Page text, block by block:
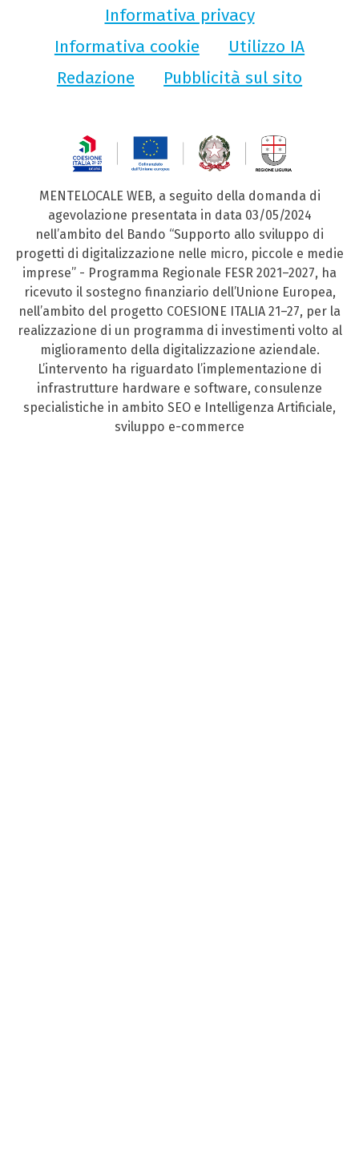
Informativa privacy
Informativa cookie
Utilizzo IA
Redazione
Pubblicità sul sito
MENTELOCALE WEB, a seguito della domanda di
agevolazione presentata in data 03/05/2024
nell’ambito del Bando “Supporto allo sviluppo di
progetti di digitalizzazione nelle micro, piccole e medie
imprese” - Programma Regionale FESR 2021–2027, ha
ricevuto il sostegno finanziario dell’Unione Europea,
nell’ambito del progetto COESIONE ITALIA 21–27, per la
realizzazione di un programma di investimenti volto al
miglioramento della digitalizzazione aziendale.
L’intervento ha riguardato l’implementazione di
infrastrutture hardware e software, consulenze
specialistiche in ambito SEO e Intelligenza Artificiale,
sviluppo e-commerce